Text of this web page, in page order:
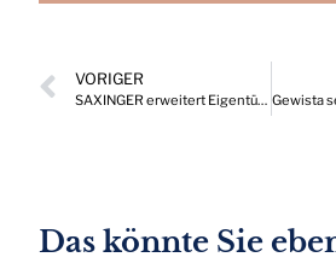
VORIGER
SAXINGER erweitert Eigentümerstruktur
Das könnte Sie